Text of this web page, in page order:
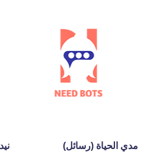
مدي الحياة (رسائل)